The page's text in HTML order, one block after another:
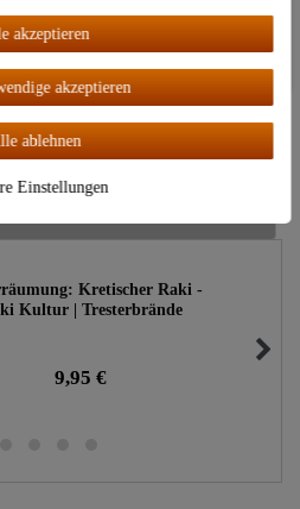
oder Fragen zu diesem
Kretischer Raki -
Kultur | Tresterbrände
9,95 €
akzeptieren
akzeptieren
akzeptieren
ablehnen
Einstellungen